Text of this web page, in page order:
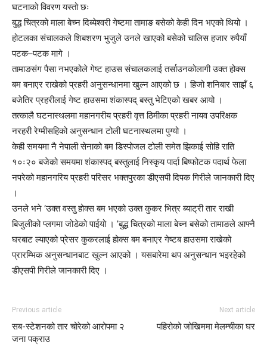
घटनाको विवरण यस्तो छः
बुद्ध चित्रको माला बेच्न दिब्येश्वरी गेष्टमा तामाङ बसेको केही दिन भएको थियो ।
होटलका संचालकले शिबशरण भुजुले उनले खाएको बसेको चालिस हजार रुपैयाँ
पटक–पटक मागे ।
तामाङसंग पैसा नभएकोले गेष्ट हाउस संचालकलाई तर्साउनकोलागी उक्त होक्स
बम बनाएर राखेको प्रहरी अनुसन्धानमा खुल्न आएको छ । हिजो शनिबार साझँ ६
बजेतिर प्रहरीलाई गेष्ट हाउसमा शंकास्पद् बस्तु भेटिएको खबर आयो ।
तत्कालै घटनास्थलमा महानगरीय प्रहरी वृत्त ठिमीका प्रहरी नायव उपरिक्षक
नरहरी रेग्मीसहिको अनुसन्धान टोली घटनास्थलमा पुग्यो ।
केही समयमा नै नेपाली सेनाको बम डिस्पोजल टोली समेत झिकाई सोहि राति
१०ः२० बजेको समयमा शंकास्पद् बस्तुलाई निस्कृय पार्दा बिष्फोटक पदार्थ फेला
नपरेको महानगरिय प्रहरी परिसर भक्तपुरका डीएसपी दिपक गिरीले जानकारी दिए
।
उनले भने ‘उक्त वस्तु होक्स बम भएको उक्त कुकर भित्र ब्याट्री तार राखी
बिजुलीको प्लगमा जोडेको पाईयो । ’बुद्ध चित्रको माला बेच्न बसेको तामाङले आफ्नै
घरबाट ल्याएको प्रेसर कुकरलाई होक्स बम बनाएर गेष्टब हाउसमा राखेको
प्रारम्भिक अनुसन्धानबाट खुल्न आएको । यसबारेमा थप अनुसन्धान भइरहेको
डीएसपी गिरीले जानकारी दिए ।
Previous article
सब-स्टेशनको तार चोरेको आरोपमा २
जना पक्राउ
Next article
पहिरोको जोखिममा मेलम्चीका घर